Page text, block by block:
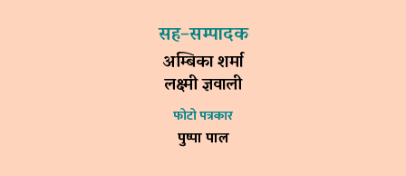
सह–सम्पादक
अम्बिका शर्मा
लक्ष्मी ज्ञवाली
फोटो पत्रकार
पुष्पा पाल